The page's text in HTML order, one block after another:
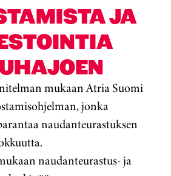
JA
mukaan Atria Suomi
jonka
naudanteurastuksen
naudanteurastus- ja